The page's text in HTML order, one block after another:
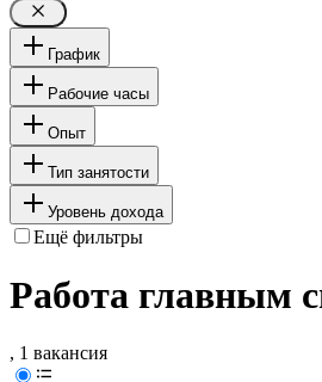
График
Рабочие часы
Опыт
Тип занятости
Уровень дохода
Ещё фильтры
Работа главным
, 1 вакансия